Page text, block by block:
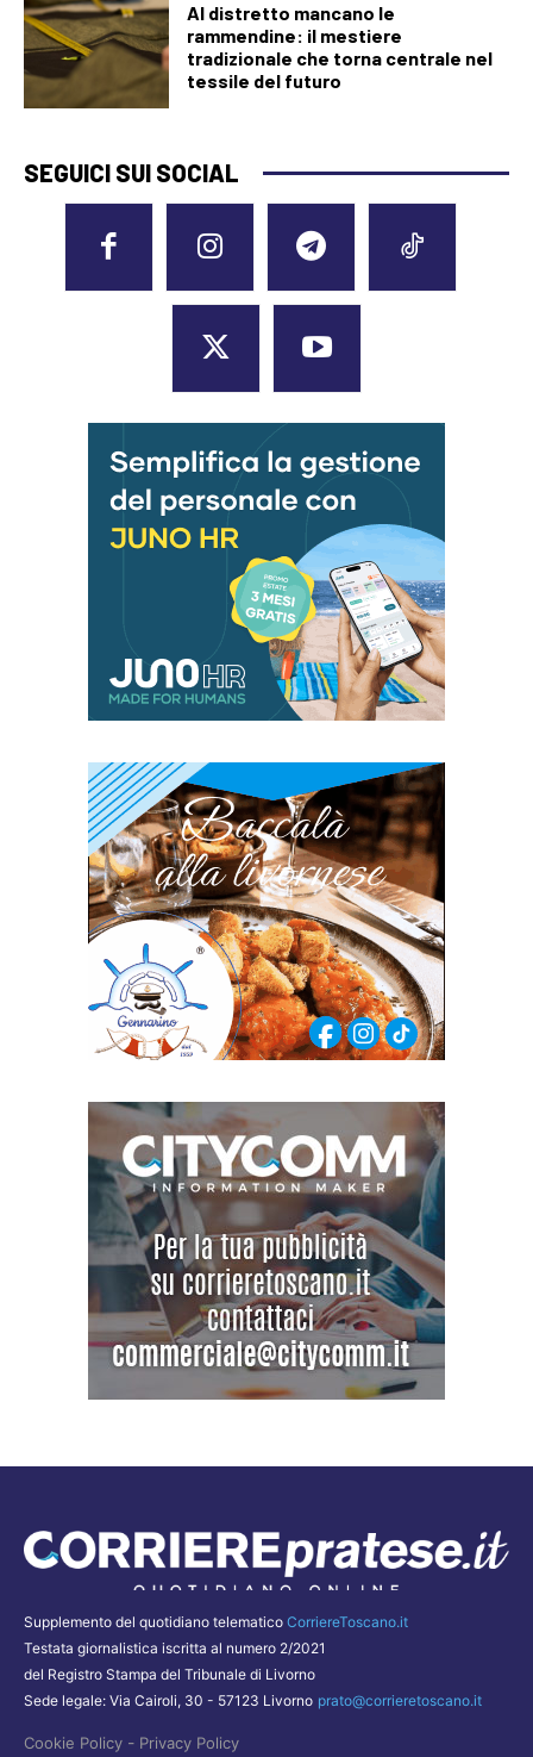
Al distretto mancano le
rammendine: il mestiere
tradizionale che torna centrale nel
tessile del futuro
SEGUICI SUI SOCIAL
Supplemento del quotidiano telematico CorriereToscano.it
Testata giornalistica iscritta al numero 2/2021
del Registro Stampa del Tribunale di Livorno
Sede legale: Via Cairoli, 30 - 57123 Livorno prato@corrieretoscano.it
Cookie Policy - Privacy Policy